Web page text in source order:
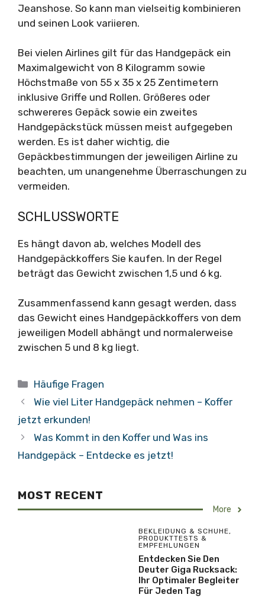
Jeanshose. So kann man vielseitig kombinieren
und seinen Look variieren.
Bei vielen Airlines gilt für das Handgepäck ein
Maximalgewicht von 8 Kilogramm sowie
Höchstmaße von 55 x 35 x 25 Zentimetern
inklusive Griffe und Rollen. Größeres oder
schwereres Gepäck sowie ein zweites
Handgepäckstück müssen meist aufgegeben
werden. Es ist daher wichtig, die
Gepäckbestimmungen der jeweiligen Airline zu
beachten, um unangenehme Überraschungen zu
vermeiden.
SCHLUSSWORTE
Es hängt davon ab, welches Modell des
Handgepäckkoffers Sie kaufen. In der Regel
beträgt das Gewicht zwischen 1,5 und 6 kg.
Zusammenfassend kann gesagt werden, dass
das Gewicht eines Handgepäckkoffers von dem
jeweiligen Modell abhängt und normalerweise
zwischen 5 und 8 kg liegt.
Kategorien
Häufige Fragen
Wie viel Liter Handgepäck nehmen – Koffer
jetzt erkunden!
Was Kommt in den Koffer und Was ins
Handgepäck – Entdecke es jetzt!
MOST RECENT
More
BEKLEIDUNG & SCHUHE,
PRODUKTTESTS &
EMPFEHLUNGEN
Entdecken Sie Den
Deuter Giga Rucksack:
Ihr Optimaler Begleiter
Für Jeden Tag